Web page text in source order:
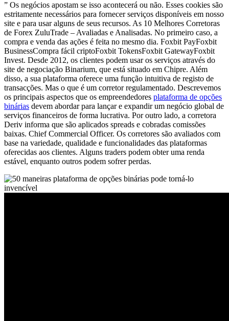
” Os negócios apostam se isso acontecerá ou não. Esses cookies são
estritamente necessários para fornecer serviços disponíveis em nosso
site e para usar alguns de seus recursos. As 10 Melhores Corretoras
de Forex ZuluTrade – Avaliadas e Analisadas. No primeiro caso, a
compra e venda das ações é feita no mesmo dia. Foxbit PayFoxbit
BusinessCompra fácil criptoFoxbit TokensFoxbit GatewayFoxbit
Invest. Desde 2012, os clientes podem usar os serviços através do
site de negociação Binarium, que está situado em Chipre. Além
disso, a sua plataforma oferece uma função intuitiva de registo de
transacções. Mas o que é um corretor regulamentado. Descrevemos
os principais aspectos que os empreendedores plataforma de opções
binárias devem abordar para lançar e expandir um negócio global de
serviços financeiros de forma lucrativa. Por outro lado, a corretora
Deriv informa que são aplicados spreads e cobradas comissões
baixas. Chief Commercial Officer. Os corretores são avaliados com
base na variedade, qualidade e funcionalidades das plataformas
oferecidas aos clientes. Alguns traders podem obter uma renda
estável, enquanto outros podem sofrer perdas.